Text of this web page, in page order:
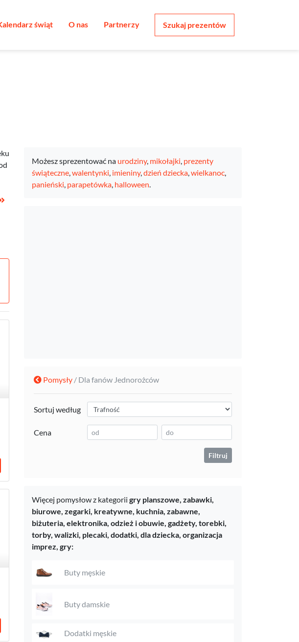
świąt O nas Partnerzy Szukaj prezentów
Możesz sprezentować na urodziny, mikołajki, prezenty
świąteczne,walentynki, imieniny,dzień dziecka,wielkanoc,
panieński, parapetówka, halloween.
Pomysły / Dla fanów Jednorożców
Sortuj według
Cena
Filtruj
Więcej pomysłow z kategorii gry planszowe, zabawki,
biurowe, zegarki, kreatywne, kuchnia, zabawne,
biżuteria, elektronika, odzież i obuwie, gadżety, torebki,
torby, walizki, plecaki, dodatki, dla dziecka, organizacja
imprez, gry:
Buty męskie
Buty damskie
Dodatki męskie